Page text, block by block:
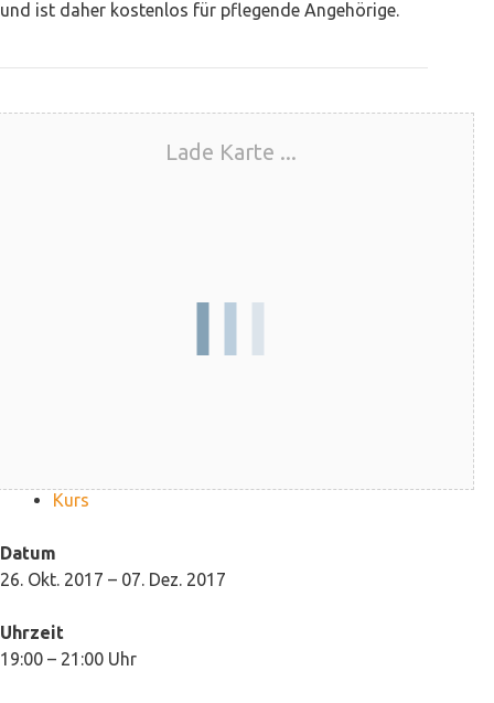
und ist daher kostenlos für pflegende Angehörige.
Lade Karte ...
Kurs
Datum
26. Okt. 2017 – 07. Dez. 2017
Uhrzeit
19:00 – 21:00 Uhr